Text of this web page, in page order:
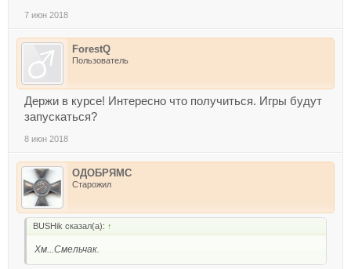
7 июн 2018
ForestQ
Пользователь
Держи в курсе! Интересно что получиться. Игры будут
запускаться?
8 июн 2018
ОДОБРЯМС
Старожил
BUSHik сказал(а): ↑
Хм...Смельчак.